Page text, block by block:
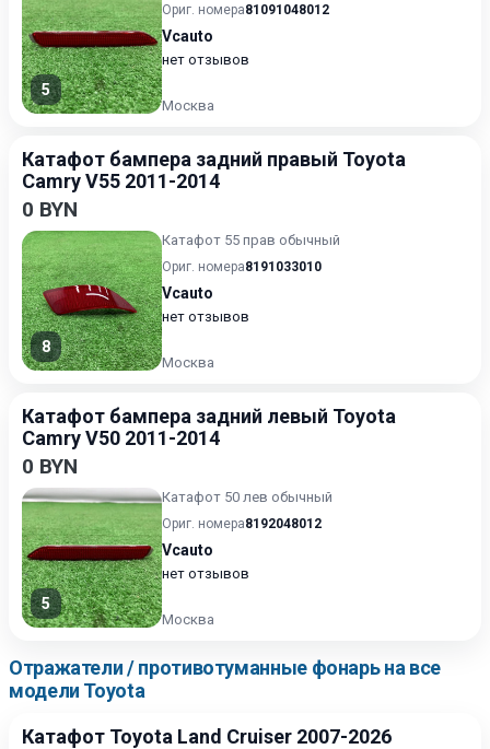
5
Ориг. номера81091048012
Vcauto
нет отзывов
Москва
Катафот бампера задний правый Toyota
Camry V55 2011-2014
0 BYN
8
Катафот 55 прав обычный
Ориг. номера8191033010
Vcauto
нет отзывов
Москва
Катафот бампера задний левый Toyota
Camry V50 2011-2014
0 BYN
5
Катафот 50 лев обычный
Ориг. номера8192048012
Vcauto
нет отзывов
Москва
Отражатели / противотуманные фонарь на все
модели Toyota
Катафот Toyota Land Cruiser 2007-2026